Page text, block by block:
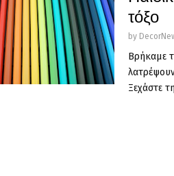
τόξο
by
Βρήκαμε
Ξεχάστε